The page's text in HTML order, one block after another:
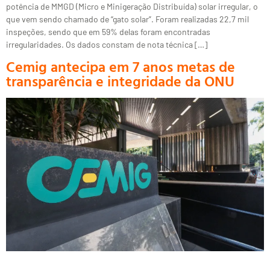
potência de MMGD (Micro e Minigeração Distribuída) solar irregular, o
que vem sendo chamado de “gato solar”. Foram realizadas 22,7 mil
inspeções, sendo que em 59% delas foram encontradas
irregularidades. Os dados constam de nota técnica […]
Cemig antecipa em 7 anos metas de
transparência e integridade da ONU